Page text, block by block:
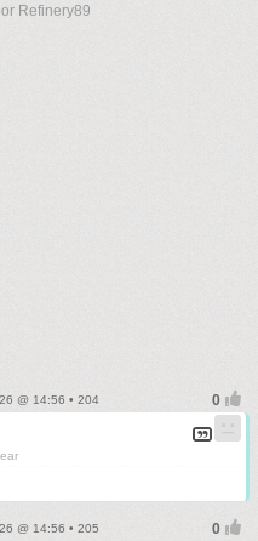
Refinery89
@ 14:56 • 204
@ 14:56 • 205